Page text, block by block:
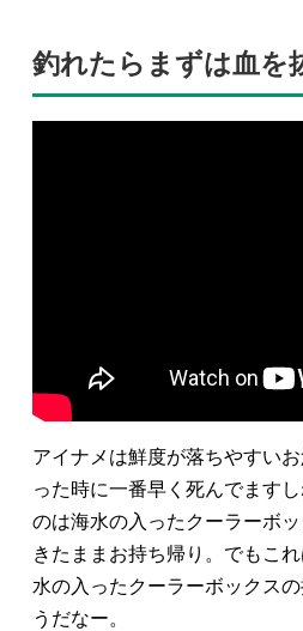
釣れたらまずは血を
アイナメは鮮度が落ちやすい
った時に一番早く死んでます
のは海水の入ったクーラーボ
きたままお持ち帰り。でもこ
水の入ったクーラーボックス
うだなー。